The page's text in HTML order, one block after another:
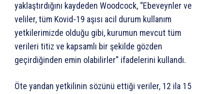
yaklaştırdığını kaydeden Woodcock, “Ebeveynler ve
veliler, tüm Kovid-19 aşısı acil durum kullanım
yetkilerimizde olduğu gibi, kurumun mevcut tüm
verileri titiz ve kapsamlı bir şekilde gözden
geçirdiğinden emin olabilirler” ifadelerini kullandı.
Öte yandan yetkilinin sözünü ettiği veriler, 12 ila 15